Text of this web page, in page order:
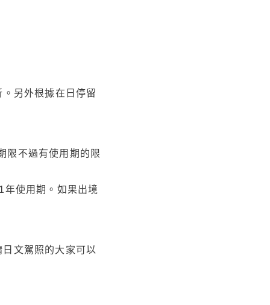
另外根據在日停留
限不過有使用期的限
年使用期。如果出境
文駕照的大家可以